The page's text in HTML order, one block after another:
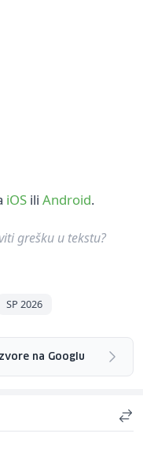
iOS ili Android.
grešku u tekstu?
SP 2026
na Googlu